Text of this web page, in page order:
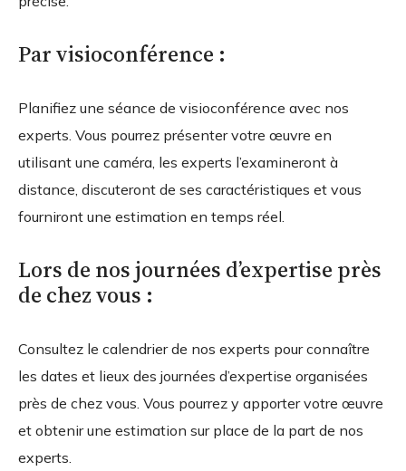
Par visioconférence :
Planifiez une séance de visioconférence avec nos
experts. Vous pourrez présenter votre œuvre en
utilisant une caméra, les experts l’examineront à
distance, discuteront de ses caractéristiques et vous
fourniront une estimation en temps réel.
Lors de nos journées d’expertise près
de chez vous :
Consultez le calendrier de nos experts pour connaître
les dates et lieux des journées d’expertise organisées
près de chez vous. Vous pourrez y apporter votre œuvre
et obtenir une estimation sur place de la part de nos
experts.